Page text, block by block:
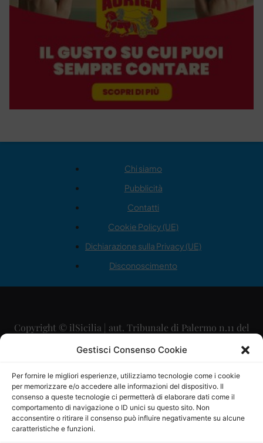
Gestisci Consenso Cookie
Per fornire le migliori esperienze, utilizziamo tecnologie come i cookie
per memorizzare e/o accedere alle informazioni del dispositivo. Il
consenso a queste tecnologie ci permetterà di elaborare dati come il
comportamento di navigazione o ID unici su questo sito. Non
acconsentire o ritirare il consenso può influire negativamente su alcune
caratteristiche e funzioni.
Chi siamo
Pubblicità
Contatti
Cookie Policy (UE)
Dichiarazione sulla Privacy (UE)
Disconoscimento
Copyright © ilSicilia | aut. Tribunale di Palermo n.11 del
29/09/2015
Direttore Editoriale: Maurizio Scaglione
Direttore Responsabile: Maria Calabrese